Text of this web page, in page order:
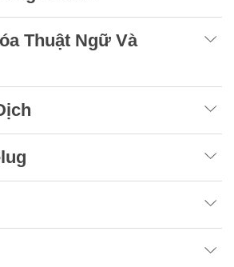
Thuật Ngữ Và